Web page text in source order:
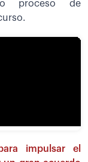
proceso de
impulsar el